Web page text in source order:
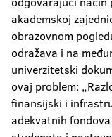
akademskoj
obrazovnom
odražava i na
univerzitetski
ovaj problem:
finansijski i
adekvatnih